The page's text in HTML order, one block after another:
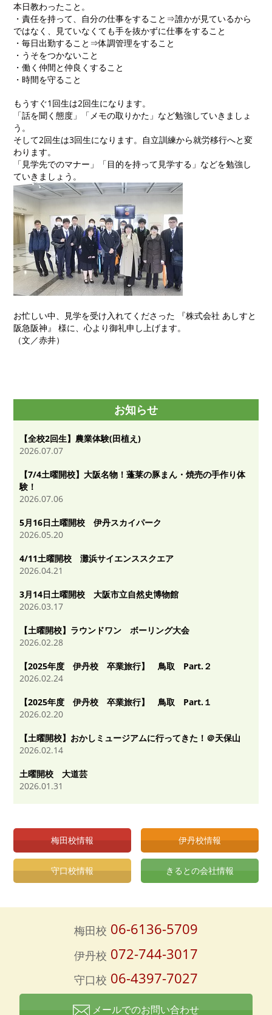
本日教わったこと。
・責任を持って、自分の仕事をすること⇒誰かが見ているから
ではなく、見ていなくても手を抜かずに仕事をすること
・毎日出勤すること⇒体調管理をすること
・うそをつかないこと
・働く仲間と仲良くすること
・時間を守ること
もうすぐ1回生は2回生になります。
「話を聞く態度」「メモの取りかた」など勉強していきましょ
う。
そして2回生は3回生になります。自立訓練から就労移行へと変
わります。
「見学先でのマナー」「目的を持って見学する」などを勉強し
ていきましょう。
お忙しい中、見学を受け入れてくださった 『株式会社 あしすと
阪急阪神』 様に、心より御礼申し上げます。
（文／赤井）
お知らせ
【全校2回生】農業体験(田植え)
2026.07.07
【7/4土曜開校】大阪名物！蓬莱の豚まん・焼売の手作り体
験！
2026.07.06
5月16日土曜開校 伊丹スカイパーク
2026.05.20
4/11土曜開校 灘浜サイエンススクエア
2026.04.21
3月14日土曜開校 大阪市立自然史博物館
2026.03.17
【土曜開校】ラウンドワン ボーリング大会
2026.02.28
【2025年度 伊丹校 卒業旅行】 鳥取 Part.２
2026.02.24
【2025年度 伊丹校 卒業旅行】 鳥取 Part.１
2026.02.20
【土曜開校】おかしミュージアムに行ってきた！＠天保山
2026.02.14
土曜開校 大道芸
2026.01.31
梅田校情報 伊丹校情報
守口校情報 きるとの会社情報
梅田校 06-6136-5709
伊丹校 072-744-3017
守口校 06-4397-7027
メールでのお問い合わせ